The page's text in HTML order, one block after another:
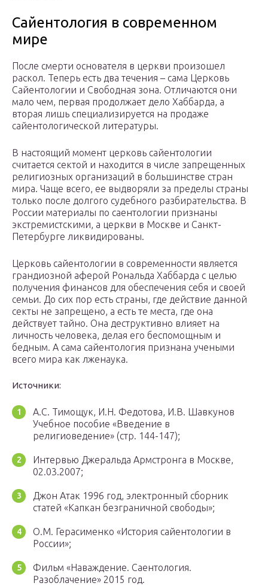
Сайентология в современном
мире
После смерти основателя в церкви произошел
раскол. Теперь есть два течения – сама Церковь
Сайентологии и Свободная зона. Отличаются они
мало чем, первая продолжает дело Хаббарда, а
вторая лишь специализируется на продаже
сайентологической литературы.
В настоящий момент церковь сайентологии
считается сектой и находится в числе запрещенных
религиозных организаций в большинстве стран
мира. Чаще всего, ее выдворяли за пределы страны
только после долгого судебного разбирательства. В
России материалы по саентологии признаны
экстремистскими, а церкви в Москве и Санкт-
Петербурге ликвидированы.
Церковь сайентологии в современности является
грандиозной аферой Рональда Хаббарда с целью
получения финансов для обеспечения себя и своей
семьи. До сих пор есть страны, где действие данной
секты не запрещено, а есть те места, где она
действует тайно. Она деструктивно влияет на
личность человека, делая его беспомощным и
бедным. А сама сайентология признана учеными
всего мира как лженаука.
Источники:
А.С. Тимощук, И.Н. Федотова, И.В. Шавкунов
Учебное пособие «Введение в
религиоведение» (стр. 144-147);
Интервью Джеральда Армстронга в Москве,
02.03.2007;
Джон Атак 1996 год, электронный сборник
статей «Капкан безграничной свободы»;
О.М. Герасименко «История сайентологии в
России»;
Фильм «Наваждение. Саентология.
Разоблачение» 2015 год.